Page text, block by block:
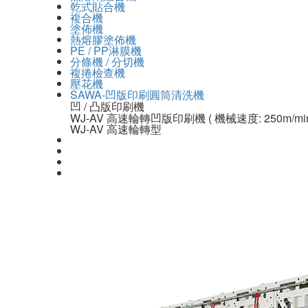
乾式貼合機
複合機
塗佈機
熱熔膠塗佈機
PE / PP淋膜機
分條機 / 分切機
複捲檢查機
壓花機
SAWA-凹版印刷圓筒清洗機
凹 / 凸版印刷機
WJ-AV 高速輪轉凹版印刷機 ( 機械速度: 250m/
WJ-AV 高速輪轉型